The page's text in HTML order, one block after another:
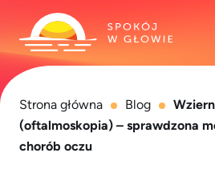
Strona główna Blog
(oftalmoskopia) – sprawdzona
chorób oczu